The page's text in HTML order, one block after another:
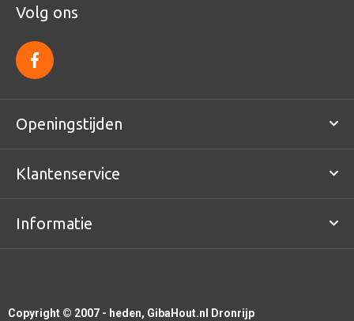
Volg ons
f
a
c
e
o
o
Openingstijden
Klantenservice
Informatie
Copyright © 2007 - heden, GibaHout.nl Dronrijp